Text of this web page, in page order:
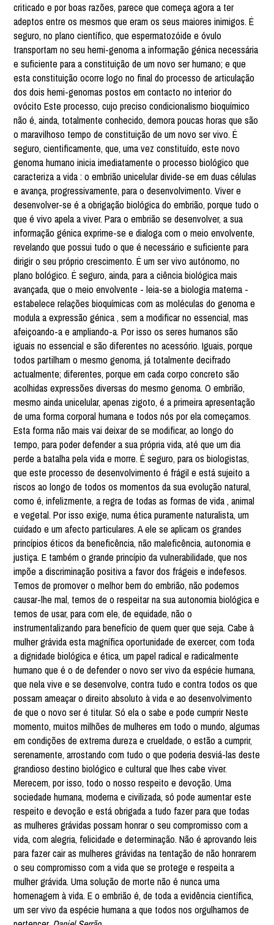
criticado e por boas razões, parece que começa agora a ter
adeptos entre os mesmos que eram os seus maiores inimigos. É
seguro, no plano científico, que espermatozóide e óvulo
transportam no seu hemi-genoma a informação génica necessária
e suficiente para a constituição de um novo ser humano; e que
esta constituição ocorre logo no final do processo de articulação
dos dois hemi-genomas postos em contacto no interior do
ovócito Este processo, cujo preciso condicionalismo bioquímico
não é, ainda, totalmente conhecido, demora poucas horas que são
o maravilhoso tempo de constituição de um novo ser vivo. É
seguro, cientificamente, que, uma vez constituído, este novo
genoma humano inicia imediatamente o processo biológico que
caracteriza a vida : o embrião unicelular divide-se em duas células
e avança, progressivamente, para o desenvolvimento. Viver e
desenvolver-se é a obrigação biológica do embrião, porque tudo o
que é vivo apela a viver. Para o embrião se desenvolver, a sua
informação génica exprime-se e dialoga com o meio envolvente,
revelando que possui tudo o que é necessário e suficiente para
dirigir o seu próprio crescimento. É um ser vivo autónomo, no
plano bológico. É seguro, ainda, para a ciência biológica mais
avançada, que o meio envolvente - leia-se a biologia materna -
estabelece relações bioquímicas com as moléculas do genoma e
modula a expressão génica , sem a modificar no essencial, mas
afeiçoando-a e ampliando-a. Por isso os seres humanos são
iguais no essencial e são diferentes no acessório. Iguais, porque
todos partilham o mesmo genoma, já totalmente decifrado
actualmente; diferentes, porque em cada corpo concreto são
acolhidas expressões diversas do mesmo genoma. O embrião,
mesmo ainda unicelular, apenas zigoto, é a primeira apresentação
de uma forma corporal humana e todos nós por ela começamos.
Esta forma não mais vai deixar de se modificar, ao longo do
tempo, para poder defender a sua própria vida, até que um dia
perde a batalha pela vida e morre. É seguro, para os biologistas,
que este processo de desenvolvimento é frágil e está sujeito a
riscos ao longo de todos os momentos da sua evolução natural,
como é, infelizmente, a regra de todas as formas de vida , animal
e vegetal. Por isso exige, numa ética puramente naturalista, um
cuidado e um afecto particulares. A ele se aplicam os grandes
princípios éticos da beneficência, não maleficência, autonomia e
justiça. E também o grande princípio da vulnerabilidade, que nos
impõe a discriminação positiva a favor dos frágeis e indefesos.
Temos de promover o melhor bem do embrião, não podemos
causar-lhe mal, temos de o respeitar na sua autonomia biológica e
temos de usar, para com ele, de equidade, não o
instrumentalizando para benefício de quem quer que seja. Cabe à
mulher grávida esta magnífica oportunidade de exercer, com toda
a dignidade biológica e ética, um papel radical e radicalmente
humano que é o de defender o novo ser vivo da espécie humana,
que nela vive e se desenvolve, contra tudo e contra todos os que
possam ameaçar o direito absoluto à vida e ao desenvolvimento
de que o novo ser é titular. Só ela o sabe e pode cumprir Neste
momento, muitos milhões de mulheres em todo o mundo, algumas
em condições de extrema dureza e crueldade, o estão a cumprir,
serenamente, arrostando com tudo o que poderia desviá-las deste
grandioso destino biológico e cultural que lhes cabe viver.
Merecem, por isso, todo o nosso respeito e devoção. Uma
sociedade humana, moderna e civilizada, só pode aumentar este
respeito e devoção e está obrigada a tudo fazer para que todas
as mulheres grávidas possam honrar o seu compromisso com a
vida, com alegria, felicidade e determinação. Não é aprovando leis
para fazer cair as mulheres grávidas na tentação de não honrarem
o seu compromisso com a vida que se protege e respeita a
mulher grávida. Uma solução de morte não é nunca uma
homenagem à vida. E o embrião é, de toda a evidência científica,
um ser vivo da espécie humana a que todos nos orgulhamos de